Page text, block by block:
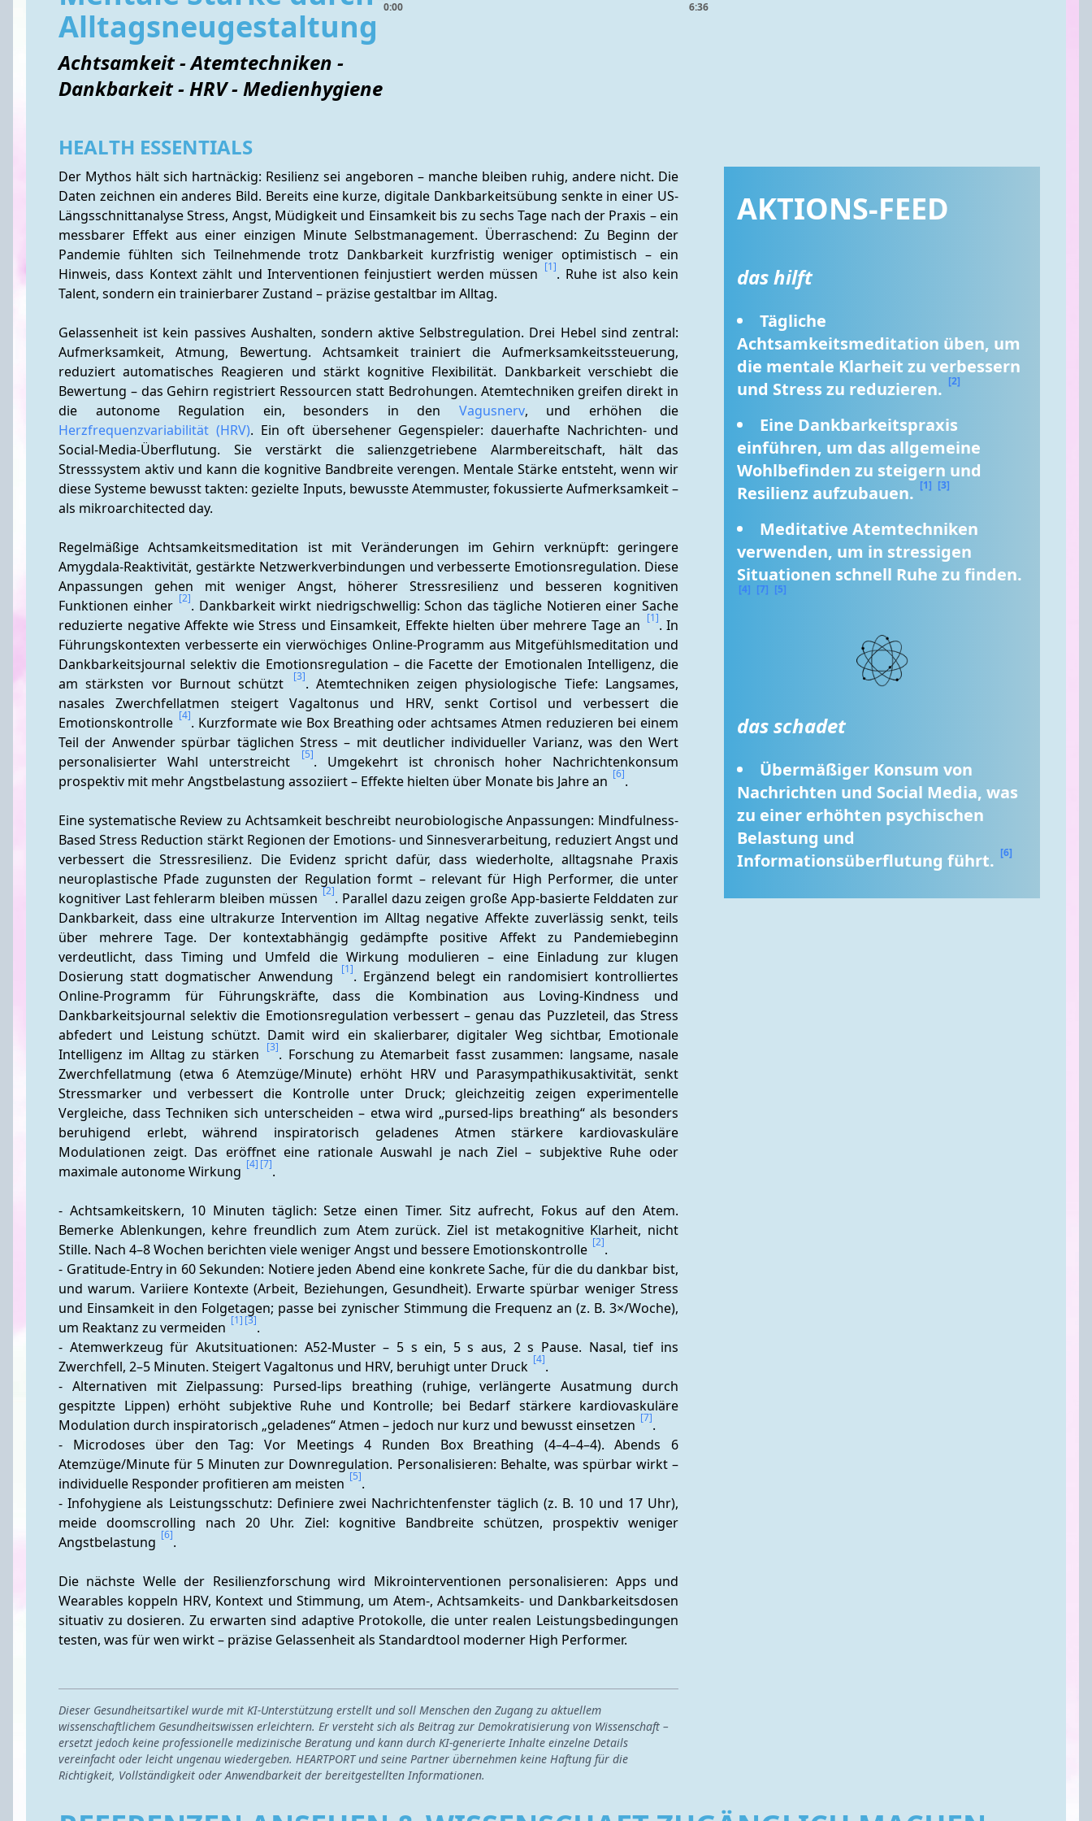
Alltagsneugestaltung
Achtsamkeit - Atemtechniken -
Dankbarkeit - HRV - Medienhygiene
0:00 6:36
HEALTH ESSENTIALS
Der Mythos hält sich hartnäckig: Resilienz sei angeboren – manche bleiben ruhig, andere nicht. Die
Daten zeichnen ein anderes Bild. Bereits eine kurze, digitale Dankbarkeitsübung senkte in einer US-
Längsschnittanalyse Stress, Angst, Müdigkeit und Einsamkeit bis zu sechs Tage nach der Praxis – ein
messbarer Effekt aus einer einzigen Minute Selbstmanagement. Überraschend: Zu Beginn der
Pandemie fühlten sich Teilnehmende trotz Dankbarkeit kurzfristig weniger optimistisch – ein
Hinweis, dass Kontext zählt und Interventionen feinjustiert werden müssen [1]. Ruhe ist also kein
Talent, sondern ein trainierbarer Zustand – präzise gestaltbar im Alltag.
Gelassenheit ist kein passives Aushalten, sondern aktive Selbstregulation. Drei Hebel sind zentral:
Aufmerksamkeit, Atmung, Bewertung. Achtsamkeit trainiert die Aufmerksamkeitssteuerung,
reduziert automatisches Reagieren und stärkt kognitive Flexibilität. Dankbarkeit verschiebt die
Bewertung – das Gehirn registriert Ressourcen statt Bedrohungen. Atemtechniken greifen direkt in
die autonome Regulation ein, besonders in den Vagusnerv
Herzfrequenzvariabilität (HRV). Ein oft übersehener Gegenspieler: dauerhafte Nachrichten- und
Social-Media-Überflutung. Sie verstärkt die salienzgetriebene Alarmbereitschaft, hält das
Stresssystem aktiv und kann die kognitive Bandbreite verengen. Mentale Stärke entsteht, wenn wir
diese Systeme bewusst takten: gezielte Inputs, bewusste Atemmuster, fokussierte Aufmerksamkeit –
als mikroarchitected day.
Regelmäßige Achtsamkeitsmeditation ist mit Veränderungen im Gehirn verknüpft: geringere
Amygdala-Reaktivität, gestärkte Netzwerkverbindungen und verbesserte Emotionsregulation. Diese
Anpassungen gehen mit weniger Angst, höherer Stressresilienz und besseren kognitiven
Funktionen einher [2]. Dankbarkeit wirkt niedrigschwellig: Schon das tägliche Notieren einer Sache
reduzierte negative Affekte wie Stress und Einsamkeit, Effekte hielten über mehrere Tage an [1]. In
Führungskontexten verbesserte ein vierwöchiges Online-Programm aus Mitgefühlsmeditation und
Dankbarkeitsjournal selektiv die Emotionsregulation – die Facette der Emotionalen Intelligenz, die
am stärksten vor Burnout schützt
[3]. Atemtechniken zeigen physiologische Tiefe: Langsames,
nasales Zwerchfellatmen steigert Vagaltonus und HRV, senkt Cortisol und verbessert die
Emotionskontrolle [4]. Kurzformate wie Box Breathing oder achtsames Atmen reduzieren bei einem
Teil der Anwender spürbar täglichen Stress – mit deutlicher individueller Varianz, was den Wert
personalisierter Wahl unterstreicht
[5]. Umgekehrt ist chronisch hoher Nachrichtenkonsum
prospektiv mit mehr Angstbelastung assoziiert – Effekte hielten über Monate bis Jahre an [6].
Eine systematische Review zu Achtsamkeit beschreibt neurobiologische Anpassungen: Mindfulness-
Based Stress Reduction stärkt Regionen der Emotions- und Sinnesverarbeitung, reduziert Angst und
verbessert die Stressresilienz. Die Evidenz spricht dafür, dass wiederholte, alltagsnahe Praxis
neuroplastische Pfade zugunsten der Regulation formt – relevant für High Performer, die unter
kognitiver Last fehlerarm bleiben müssen [2]. Parallel dazu zeigen große App-basierte Felddaten zur
Dankbarkeit, dass eine ultrakurze Intervention im Alltag negative Affekte zuverlässig senkt, teils
über mehrere Tage. Der kontextabhängig gedämpfte positive Affekt zu Pandemiebeginn
verdeutlicht, dass Timing und Umfeld die Wirkung modulieren – eine Einladung zur klugen
Dosierung statt dogmatischer Anwendung
[1]. Ergänzend belegt ein randomisiert kontrolliertes
Online-Programm für Führungskräfte, dass die Kombination aus Loving-Kindness und
Dankbarkeitsjournal selektiv die Emotionsregulation verbessert – genau das Puzzleteil, das Stress
abfedert und Leistung schützt. Damit wird ein skalierbarer, digitaler Weg sichtbar, Emotionale
Intelligenz im Alltag zu stärken
[3]. Forschung zu Atemarbeit fasst zusammen: langsame, nasale
Zwerchfellatmung (etwa 6 Atemzüge/Minute) erhöht HRV und Parasympathikusaktivität, senkt
Stressmarker und verbessert die Kontrolle unter Druck; gleichzeitig zeigen experimentelle
Vergleiche, dass Techniken sich unterscheiden – etwa wird „pursed-lips breathing“ als besonders
beruhigend erlebt, während inspiratorisch geladenes Atmen stärkere kardiovaskuläre
Modulationen zeigt. Das eröffnet eine rationale Auswahl je nach Ziel – subjektive Ruhe oder
maximale autonome Wirkung [4] [7].
- Achtsamkeitskern, 10 Minuten täglich: Setze einen Timer. Sitz aufrecht, Fokus auf den Atem.
Bemerke Ablenkungen, kehre freundlich zum Atem zurück. Ziel ist metakognitive Klarheit, nicht
Stille. Nach 4–8 Wochen berichten viele weniger Angst und bessere Emotionskontrolle [2].
- Gratitude-Entry in 60 Sekunden: Notiere jeden Abend eine konkrete Sache, für die du dankbar bist,
und warum. Variiere Kontexte (Arbeit, Beziehungen, Gesundheit). Erwarte spürbar weniger Stress
und Einsamkeit in den Folgetagen; passe bei zynischer Stimmung die Frequenz an (z. B. 3×/Woche),
um Reaktanz zu vermeiden [1] [3].
- Atemwerkzeug für Akutsituationen: A52-Muster – 5 s ein, 5 s aus, 2 s Pause. Nasal, tief ins
Zwerchfell, 2–5 Minuten. Steigert Vagaltonus und HRV, beruhigt unter Druck [4].
- Alternativen mit Zielpassung: Pursed-lips breathing (ruhige, verlängerte Ausatmung durch
gespitzte Lippen) erhöht subjektive Ruhe und Kontrolle; bei Bedarf stärkere kardiovaskuläre
Modulation durch inspiratorisch „geladenes“ Atmen – jedoch nur kurz und bewusst einsetzen [7].
- Microdoses über den Tag: Vor Meetings 4 Runden Box Breathing (4–4–4–4). Abends 6
Atemzüge/Minute für 5 Minuten zur Downregulation. Personalisieren: Behalte, was spürbar wirkt –
individuelle Responder profitieren am meisten [5].
- Infohygiene als Leistungsschutz: Definiere zwei Nachrichtenfenster täglich (z. B. 10 und 17 Uhr),
meide doomscrolling nach 20 Uhr. Ziel: kognitive Bandbreite schützen, prospektiv weniger
Angstbelastung [6].
Die nächste Welle der Resilienzforschung wird Mikrointerventionen personalisieren: Apps und
Wearables koppeln HRV, Kontext und Stimmung, um Atem-, Achtsamkeits- und Dankbarkeitsdosen
situativ zu dosieren. Zu erwarten sind adaptive Protokolle, die unter realen Leistungsbedingungen
testen, was für wen wirkt – präzise Gelassenheit als Standardtool moderner High Performer.
Dieser Gesundheitsartikel wurde mit KI-Unterstützung erstellt und soll Menschen den Zugang zu aktuellem
wissenschaftlichem Gesundheitswissen erleichtern. Er versteht sich als Beitrag zur Demokratisierung von Wissenschaft –
ersetzt jedoch keine professionelle medizinische Beratung und kann durch KI-generierte Inhalte einzelne Details
vereinfacht oder leicht ungenau wiedergeben. HEARTPORT und seine Partner übernehmen keine Haftung für die
Richtigkeit, Vollständigkeit oder Anwendbarkeit der bereitgestellten Informationen.
AKTIONS-FEED
das hilft
Tägliche
Achtsamkeitsmeditation üben, um
die mentale Klarheit zu verbessern
und Stress zu reduzieren. [2]
Eine Dankbarkeitspraxis
einführen, um das allgemeine
Wohlbefinden zu steigern und
Resilienz aufzubauen. [1] [3]
Meditative Atemtechniken
verwenden, um in stressigen
[4] [7] [5]
das schadet
Übermäßiger Konsum von
Nachrichten und Social Media, was
zu einer erhöhten psychischen
Belastung und
Informationsüberflutung führt. [6]